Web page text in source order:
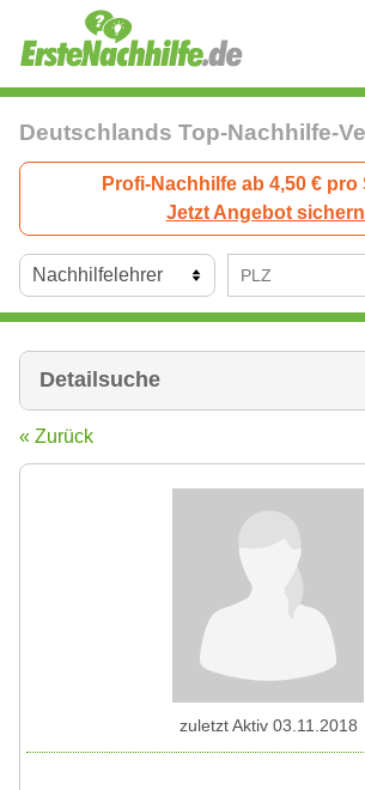
Deutschlands Top-Nachhilfe-
Profi-Nachhilfe ab 4,50 € pro
Jetzt Angebot
Detailsuche
« Zurück
zuletzt Aktiv 03.11.2018